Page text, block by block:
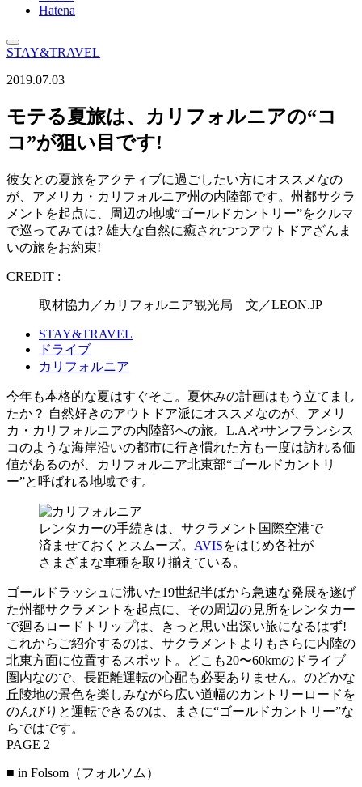
Hatena
STAY&TRAVEL
2019.07.03
モテる夏旅は、カリフォルニアの“コ
コ”が狙い目です!
彼女との夏旅をアクティブに過ごしたい方にオススメなの
が、アメリカ・カリフォルニア州の内陸部です。州都サクラ
メントを起点に、周辺の地域“ゴールドカントリー”をクルマ
で巡ってみては? 雄大な自然に癒されつつアウトドアざんま
いの旅をお約束!
CREDIT :
取材協力／カリフォルニア観光局 文／LEON.JP
STAY&TRAVEL
ドライブ
カリフォルニア
今年も本格的な夏はすぐそこ。夏休みの計画はもう立てまし
たか？ 自然好きのアウトドア派にオススメなのが、アメリ
カ・カリフォルニアの内陸部への旅。L.A.やサンフランシス
コのような海岸沿いの都市に行き慣れた方も一度は訪れる価
値があるのが、カリフォルニア北東部“ゴールドカントリ
ー”と呼ばれる地域です。
レンタカーの手続きは、サクラメント国際空港で
済ませておくとスムーズ。 AVISをはじめ各社が
さまざまな車種を取り揃えている。
ゴールドラッシュに沸いた19世紀半ばから急速な発展を遂げ
た州都サクラメントを起点に、その周辺の見所をレンタカー
で廻るロードトリップは、きっと思い出深い旅になるはず!
これからご紹介するのは、サクラメントよりもさらに内陸の
北東方面に位置するスポット。どこも20〜60kmのドライブ
圏内なので、長距離運転の心配も必要ありません。のどかな
丘陵地の景色を楽しみながら広い道幅のカントリーロードを
のんびりと運転できるのは、まさに“ゴールドカントリー”な
らではです。
PAGE 2
■ in Folsom（フォルソム）